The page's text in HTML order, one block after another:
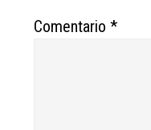
Comentario*